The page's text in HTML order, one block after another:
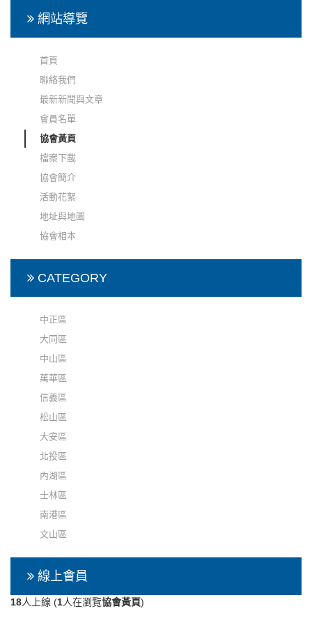
網站導覽
首頁
聯絡我們
最新新聞與文章
會員名單
協會黃頁
檔案下載
協會簡介
活動花絮
地址與地圖
協會相本
CATEGORY
中正區
大同區
中山區
萬華區
信義區
松山區
大安區
北投區
內湖區
士林區
南港區
文山區
線上會員
18人上線 (1人在瀏覽協會黃頁)